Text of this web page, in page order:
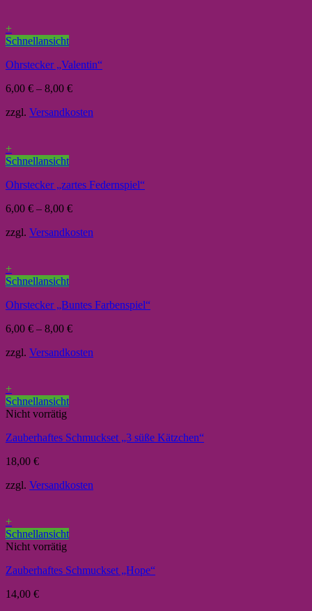
+
Schnellansicht
Ohrstecker „Valentin“
6,00 € – 8,00 €
zzgl. Versandkosten
+
Schnellansicht
Ohrstecker „zartes Federnspiel“
6,00 € – 8,00 €
zzgl. Versandkosten
+
Schnellansicht
Ohrstecker „Buntes Farbenspiel“
6,00 € – 8,00 €
zzgl. Versandkosten
+
Schnellansicht
Nicht vorrätig
Zauberhaftes Schmuckset „3 süße Kätzchen“
18,00 €
zzgl. Versandkosten
+
Schnellansicht
Nicht vorrätig
Zauberhaftes Schmuckset „Hope“
14,00 €